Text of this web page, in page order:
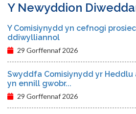
Y Newyddion
Y Comisiynydd yn cefnogi
ddiwylliannol
29 Gorffennaf 2026
Swyddfa Comisiynydd yr
yn ennill gwobr...
29 Gorffennaf 2026